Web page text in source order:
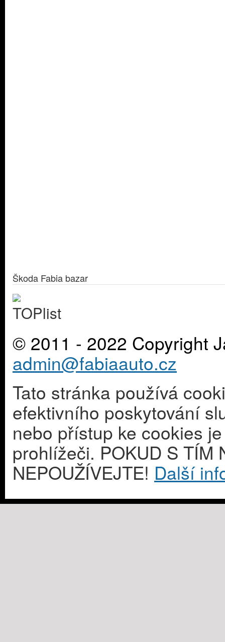
Škoda Fabia bazar
© 2011 - 2022 Copyright
admin@fabiaauto.cz
Tato stránka používá
efektivního poskytování
nebo přístup ke cookies
prohlížeči. POKUD S TÍM
NEPOUŽÍVEJTE! Další